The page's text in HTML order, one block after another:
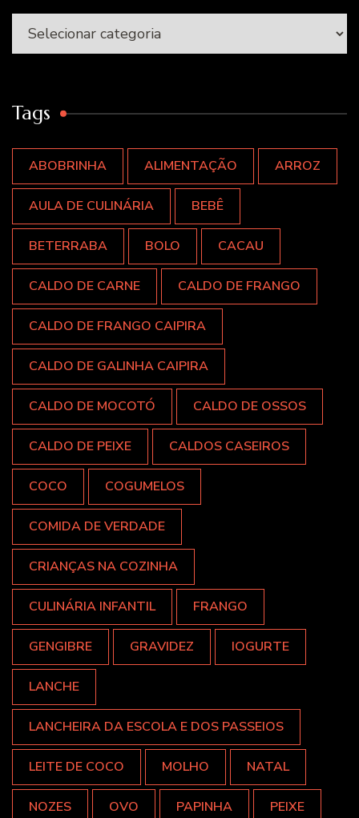
Categorias
Tags
ABOBRINHA ALIMENTAÇÃO ARROZ
AULA DE CULINÁRIA BEBÊ
BETERRABA BOLO CACAU
CALDO DE CARNE CALDO DE FRANGO
CALDO DE FRANGO CAIPIRA
CALDO DE GALINHA CAIPIRA
CALDO DE MOCOTÓ CALDO DE OSSOS
CALDO DE PEIXE CALDOS CASEIROS
COCO COGUMELOS
COMIDA DE VERDADE
CRIANÇAS NA COZINHA
CULINÁRIA INFANTIL FRANGO
GENGIBRE GRAVIDEZ IOGURTE
LANCHE
LANCHEIRA DA ESCOLA E DOS PASSEIOS
LEITE DE COCO MOLHO NATAL
NOZES OVO PAPINHA PEIXE